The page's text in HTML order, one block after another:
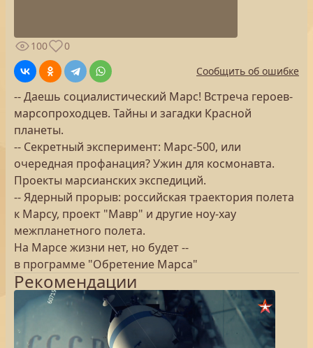
100
0
Сообщить об ошибке
-- Даешь социалистический Марс! Встреча героев-
марсопроходцев. Тайны и загадки Красной
планеты.
-- Секретный эксперимент: Марс-500, или
очередная профанация? Ужин для космонавта.
Проекты марсианских экспедиций.
-- Ядерный прорыв: российская траектория полета
к Марсу, проект "Мавр" и другие ноу-хау
межпланетного полета.
На Марсе жизни нет, но будет --
в программе "Обретение Марса"
Рекомендации